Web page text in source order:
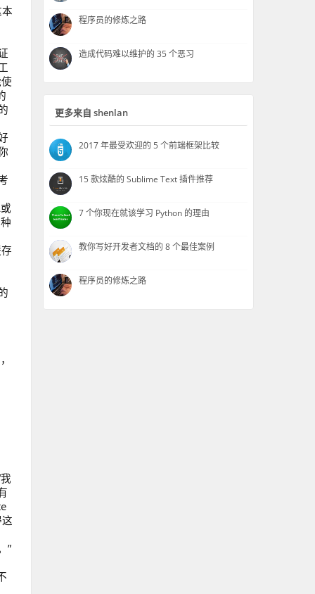
”
程序员的修炼之路
造成代码难以维护的 35 个恶习
更多来自 shenlan
2017 年最受欢迎的 5 个前端框架比较
15 款炫酷的 Sublime Text 插件推荐
7 个你现在就该学习 Python 的理由
教你写好开发者文档的 8 个最佳案例
程序员的修炼之路